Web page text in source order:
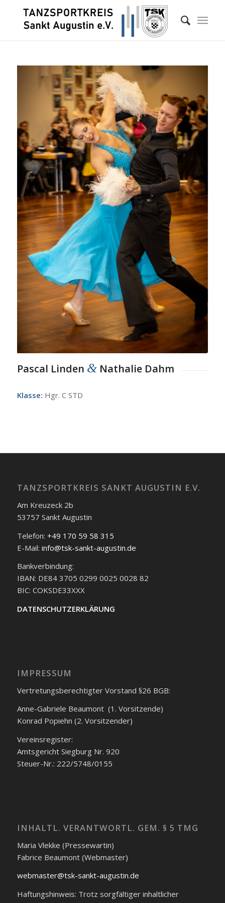
Pascal Linden &Nathalie Dahm
Klasse: Hgr. C STD
TANZSPORTKREIS SANKT AUGUSTIN E.V.
Am Kreuzeck 2b
53757 Sankt Augustin
Telefon: +49 170 59 58 315
E-Mail: info@tsk-sankt-augustin.de
Bankverbindung:
IBAN: DE84 3705 0299 0025 0028 82
BIC: COKSDE33XXX
DATENSCHUTZERKLÄRUNG
IMPRESSUM
Vertretungsberechtigter Vorstand §26 BGB:
Anne-Gabriele Beaumont (1. Vorsitzende)
Konrad Popiehn (2. Vorsitzender)
Vereinsregister:
Amtsgericht Siegburg Nr. 920
Steuer-Nr.: 222/5748/0155
INHALTL. VERANTWORTL. GEM. § 5 TMG
Maria Vlekke (Pressewartin)
Fabrice Beaumont (Webmaster)
webmaster@tsk-sankt-augustin.de
Haftungshinweis: Trotz sorgfältiger inhaltlicher